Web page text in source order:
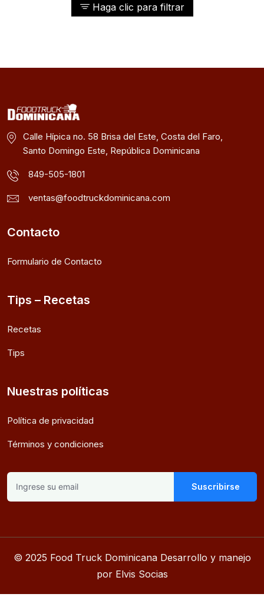
Haga clic para filtrar
Calle Hípica no. 58 Brisa del Este, Costa del Faro,
Santo Domingo Este, República Dominicana
849-505-1801
ventas@foodtruckdominicana.com
Contacto
Formulario de Contacto
Tips – Recetas
Recetas
Tips
Nuestras políticas
Política de privacidad
Términos y condiciones
Suscribirse
© 2025 Food Truck Dominicana Desarrollo y manejo
por Elvis Socias